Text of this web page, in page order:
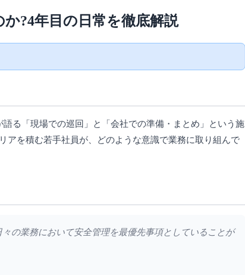
?4年目の日常を徹底解説
る「現場での巡回」と「会社での準備・まとめ」という施
アを積む若手社員が、どのような意識で業務に取り組んで
の業務において安全管理を最優先事項としていることが